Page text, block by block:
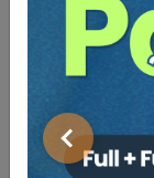
Önceki
Kesiliyor
Kurumun, iş
hakkının,
gelirlerin “ilk